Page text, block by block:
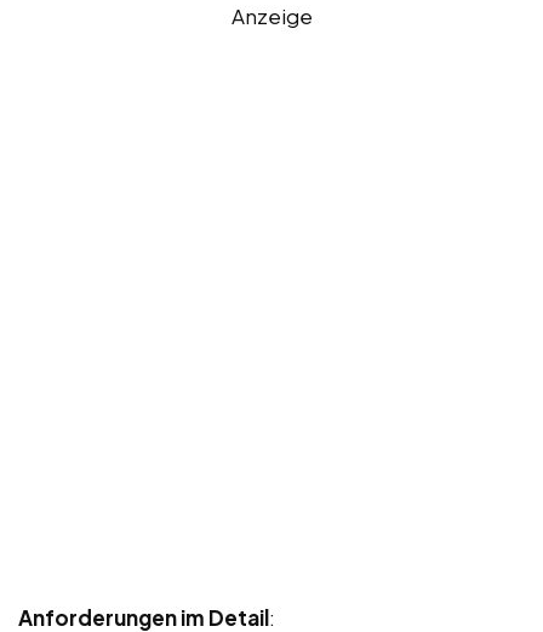
Anzeige
Anforderungen im Detail: